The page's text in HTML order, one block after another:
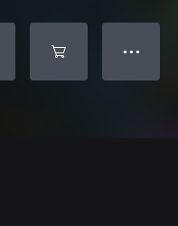
● ● ●